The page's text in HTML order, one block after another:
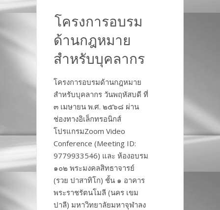
โครงการอบรม
ด้านกฎหมาย
สำหรับบุคลากร
โครงการอบรมด้านกฎหมาย
สำหรับบุคลากร วันพฤหัสบดี ที่
๓ เมษายน พ.ศ. ๒๕๖๘ ผ่าน
ช่องทางอิเล็กทรอนิกส์
โปรแกรมZoom Video
Conference (Meeting ID:
9779933546) และ ห้องอบรม
๑๐๒ พระมงคลสิทธาจารย์
(รวย ปาสาทิโก) ชั้น ๑ อาคาร
พระราชรัตนโมลี (นคร เขม
ปาลี) มหาวิทยาลัยมหาจุฬาลง